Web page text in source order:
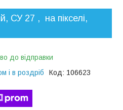
СУ 27 , на пікселі,
до відправки
і в роздріб
Код: 106623